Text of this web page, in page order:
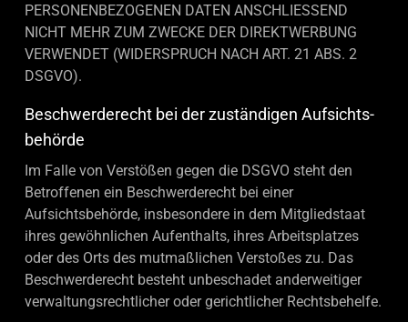
PERSONENBEZOGENEN DATEN ANSCHLIESSEND
NICHT MEHR ZUM ZWECKE DER DIREKTWERBUNG
VERWENDET (WIDERSPRUCH NACH ART. 21 ABS. 2
DSGVO).
Beschwerde­recht bei der zuständigen Aufsichts­
behörde
Im Falle von Verstößen gegen die DSGVO steht den
Betroffenen ein Beschwerderecht bei einer
Aufsichtsbehörde, insbesondere in dem Mitgliedstaat
ihres gewöhnlichen Aufenthalts, ihres Arbeitsplatzes
oder des Orts des mutmaßlichen Verstoßes zu. Das
Beschwerderecht besteht unbeschadet anderweitiger
verwaltungsrechtlicher oder gerichtlicher Rechtsbehelfe.